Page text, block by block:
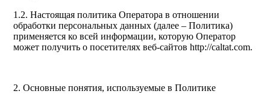
1.2. Настоящая политика Оператора в отношении
обработки персональных данных (далее – Политика)
применяется ко всей информации, которую Оператор
может получить о посетителях веб-сайтов http://caltat.com.
2. Основные понятия, используемые в Политике